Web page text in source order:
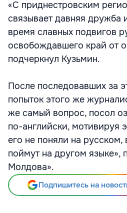
«С приднестровским
связывает давняя дружба
время славных подвигов
освобождавшего край от
подчеркнул Кузьмин.
После последовавших за
попыток этого же
же самый вопрос, посол
по-английски, мотивируя
его не поняли на
поймут на другом языке»,
Молдова».
Подпишитесь на